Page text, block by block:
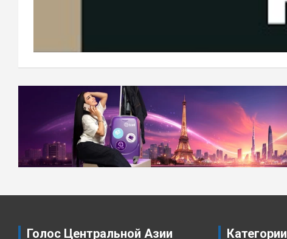
Навигация
записям
Голос Центральной Азии Категории